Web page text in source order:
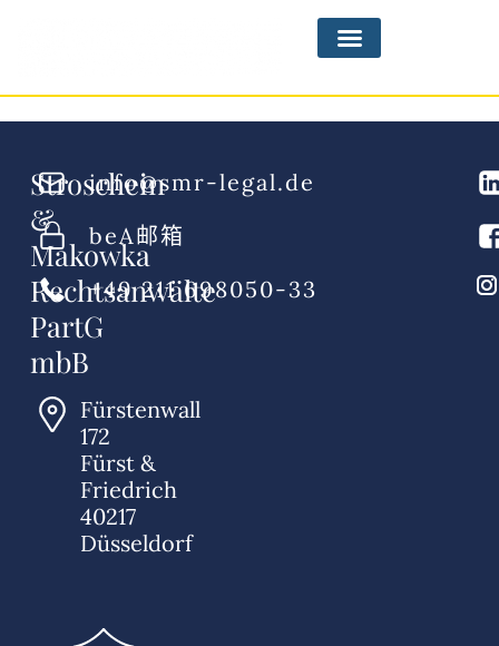
Stroschein
&
Makowka
Rechtsanwälte
PartG
mbB
Fürstenwall
172
Fürst &
Friedrich
40217
Düsseldorf
info@smr-legal.de
beA邮箱
+49 211 698050-33